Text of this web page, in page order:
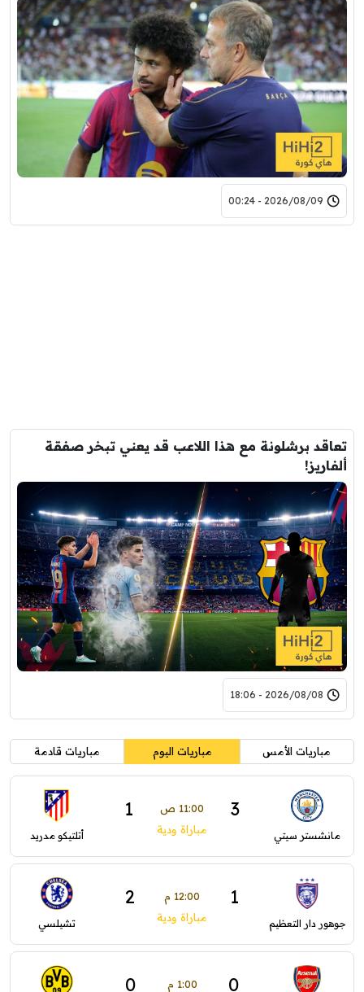
2026/08/09 - 00:24
تعاقد برشلونة مع هذا اللاعب قد يعني تبخر صفقة
ألفاريز!
2026/08/08 - 18:06
مباريات الأمس مباريات اليوم مباريات قادمة
مانشستر سيتي
3 11:00 ص 1
مباراة ودية أتلتيكو مدريد
جوهور دار التعظيم
1 12:00 م 2
مباراة ودية تشيلسي
0 1:00 م 0